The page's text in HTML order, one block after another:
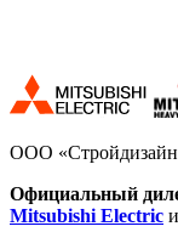
ООО
Официальный
Mitsubishi Electric и